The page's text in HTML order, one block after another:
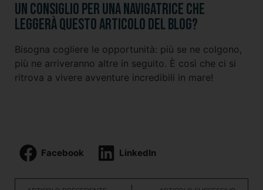
Un consiglio per una navigatrice che
leggerà questo articolo del blog?
Bisogna cogliere le opportunità: più se ne colgono,
più ne arriveranno altre in seguito. È così che ci si
ritrova a vivere avventure incredibili in mare!
Facebook LinkedIn